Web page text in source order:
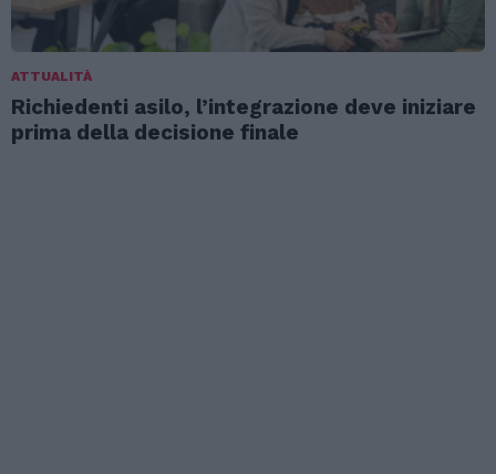
ATTUALITÀ
Richiedenti asilo, l’integrazione deve iniziare
prima della decisione finale